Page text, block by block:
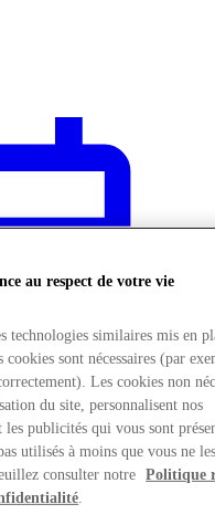
au respect de votre vie
technologies similaires mis en
sont nécessaires (par
Les cookies non
du site, personnalisent nos
publicités qui vous sont
utilisés à moins que vous ne
consulter notre
Politique